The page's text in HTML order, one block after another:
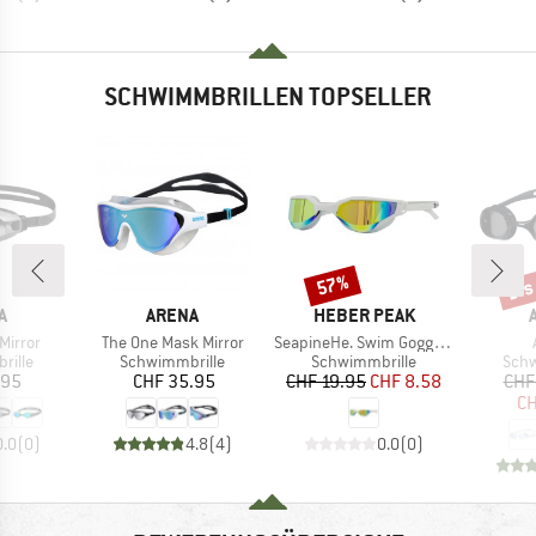
SCHWIMMBRILLEN TOPSELLER
(0)
MARKE
ARENA
Artikel
The One Mask Mirror
Produktgruppe
Schwimmbrille
Preis
CHF 35.95
4.8(4)
MARKE
HEBER PEAK
Artikel
SeapineHe. Swim Goggle Slim
Produktgruppe
Schwimmbrille
Preis
CHF 19.95reduzierter Preis
CHF 8.58
0.0(0)
Rabatt
57%